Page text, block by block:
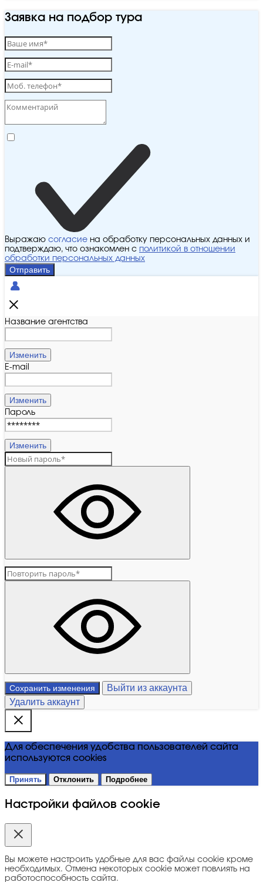
Заявка на подбор тура
Выражаю согласие на обработку персональных данных и
подтверждаю, что ознакомлен с политикой в отношении
обработки персональных данных
Отправить
Название агентства
Изменить
E-mail
Изменить
Пароль
Изменить
Сохранить изменения
Выйти из аккаунта
Удалить аккаунт
Для обеспечения удобства пользователей сайта
используются cookies
Принять Отклонить Подробнее
Настройки файлов cookie
Вы можете настроить удобные для вас файлы cookie кроме
необходимых. Отмена некоторых cookie может повлиять на
работоспособность сайта.